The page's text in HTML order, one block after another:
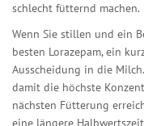
schlecht fütternd machen.
Wenn Sie stillen und ein
besten Lorazepam,ein
Ausscheidung in die Milch
damit die höchste
nächsten Fütterung
eine längere